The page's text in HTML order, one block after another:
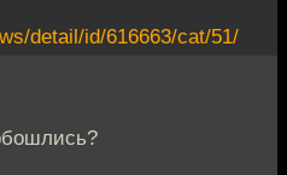
detail/id/616663/cat/51/